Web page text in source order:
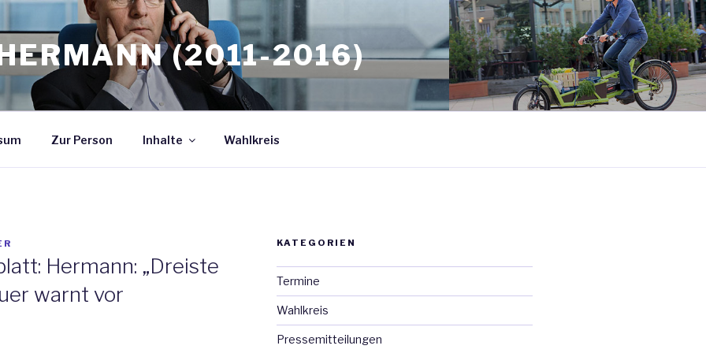
(2011-2016)
Zur Person Inhalte Wahlkreis
Hermann: „Dreiste
warnt vor
KATEGORIEN
Termine
Wahlkreis
Pressemitteilungen